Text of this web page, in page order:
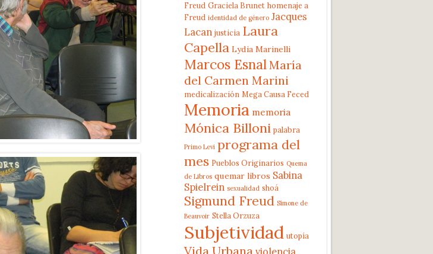
Freud Graciela Brunet homenaje a
Freud identidad de género Jacques
Lacan justicia Laura
Capella Lydia Marinelli
Marcos EsnalMaría
del Carmen Marini
medicalización Mega Causa Feced
Memoria memoria
Mónica Billoni palabra
Primo Levi programa del
mes Pueblos Originarios Quema
de Libros quemar libros Sabina
Spielrein sexualidad shoá
Sigmund Freud Simone de
Beauvoir Stella Orzuza
Subjetividad utopía
Vida Urbana